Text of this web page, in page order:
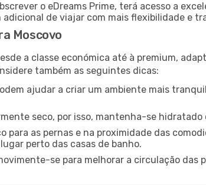
o eDreams Prime, terá acesso a
de viajar com mais flexibilidade e
Moscovo
a classe económica até à premium,
também as seguintes dicas:
ajudar a criar um ambiente mais
seco, por isso, mantenha-se
para as pernas e na proximidade das
perto das casas de banho.
se para melhorar a circulação das